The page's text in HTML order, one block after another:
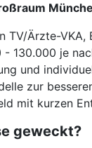
TV/Ärzte-
- 130.000 je
und
zur
mit kurzen
geweckt?